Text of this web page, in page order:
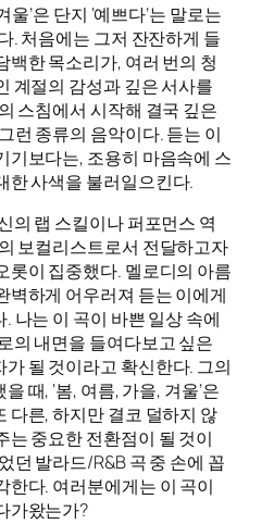
울’은 단지 ‘예쁘다’는 말로는
. 처음에는 그저 잔잔하게 들
백한 목소리가, 여러 번의 청
계절의 감성과 깊은 서사를
스침에서 시작해 결국 깊은
런 종류의 음악이다. 듣는 이
기보다는, 조용히 마음속에 스
한 사색을 불러일으킨다.
의 랩 스킬이나 퍼포먼스 역
보컬리스트로서 전달하고자
롯이 집중했다. 멜로디의 아름
벽하게 어우러져 듣는 이에게
나는 이 곡이 바쁜 일상 속에
의 내면을 들여다보고 싶은
될 것이라고 확신한다. 그의
때, ‘봄, 여름, 가을, 겨울’은
다른, 하지만 결코 덜하지 않
는 중요한 전환점이 될 것이
던 발라드/R&B 곡 중 손에 꼽
한다. 여러분에게는 이 곡이
가왔는가?